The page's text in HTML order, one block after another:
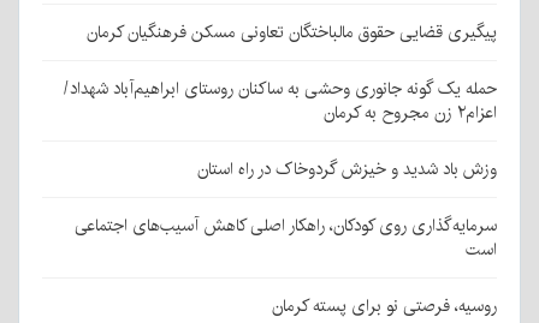
پیگیری قضایی حقوق مالباختگان تعاونی مسکن فرهنگیان کرمان
حمله یک گونه جانوری وحشی به ساکنان روستای ابراهیم‌آباد شهداد/
اعزام۲ زن مجروح به کرمان
وزش باد شدید و خیزش گردوخاک در راه استان
سرمایه‌گذاری روی کودکان، راهکار اصلی کاهش آسیب‌های اجتماعی
است
روسیه، فرصتی نو برای پسته کرمان